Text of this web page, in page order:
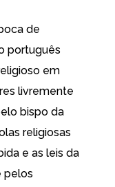
de
português
em
livremente
bispo da
religiosas
e as leis da
pelos